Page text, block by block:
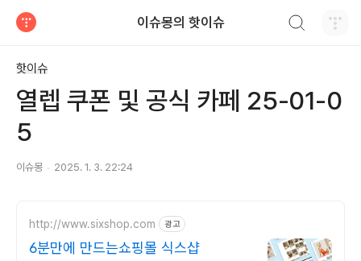
이슈몽의 핫이슈
핫이슈
열렙 쿠폰 및 공식 카페 25-01-0
5
이슈몽 2025. 1. 3. 22:24
http://www.sixshop.com 광고
6분만에 만드는쇼핑몰 식스샵